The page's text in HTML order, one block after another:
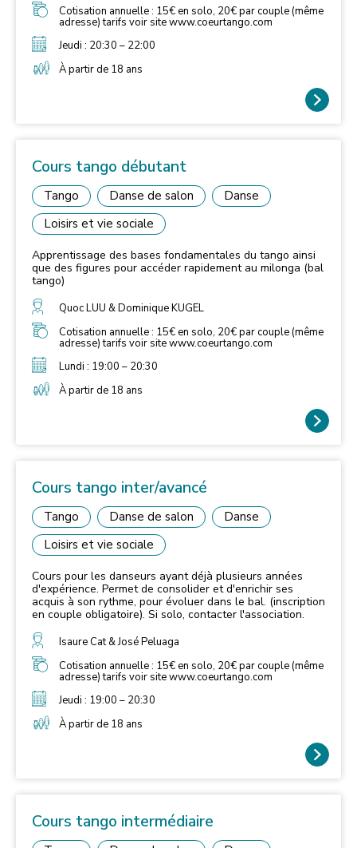
Cotisation annuelle : 15€ en solo, 20€ par couple (même
adresse) tarifs voir site www.coeurtango.com
Jeudi : 20:30 – 22:00
À partir de 18 ans
Cours tango débutant
Tango Danse de salon
Danse
Loisirs et vie sociale
Apprentissage des bases fondamentales du tango ainsi
que des figures pour accéder rapidement au milonga (bal
tango)
Quoc LUU & Dominique KUGEL
Cotisation annuelle : 15€ en solo, 20€ par couple (même
adresse) tarifs voir site www.coeurtango.com
Lundi : 19:00 – 20:30
À partir de 18 ans
Cours tango inter/avancé
Tango Danse de salon
Danse
Loisirs et vie sociale
Cours pour les danseurs ayant déjà plusieurs années
d'expérience. Permet de consolider et d'enrichir ses
acquis à son rythme, pour évoluer dans le bal. (inscription
en couple obligatoire). Si solo, contacter l'association.
Isaure Cat & José Peluaga
Cotisation annuelle : 15€ en solo, 20€ par couple (même
adresse) tarifs voir site www.coeurtango.com
Jeudi : 19:00 – 20:30
À partir de 18 ans
Cours tango intermédiaire